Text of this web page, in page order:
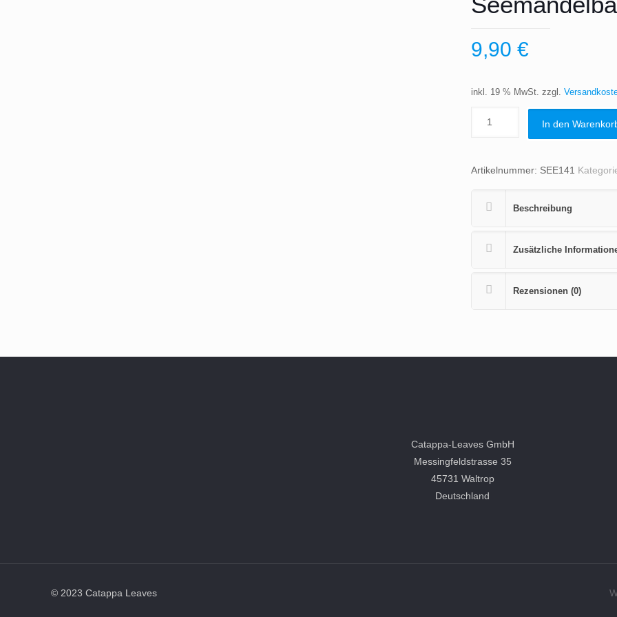
9,90 €
inkl. 19 % MwSt. zzgl.
In den
Artikelnummer: SEE141
Beschreibung
Zusätzliche
Rezensionen (0)
Catappa-Leaves GmbH
Messingfeldstrasse 35
45731 Waltrop
Deutschland
© 2023 Catappa Leaves